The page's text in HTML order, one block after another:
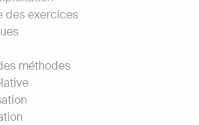
des exercices
méthodes